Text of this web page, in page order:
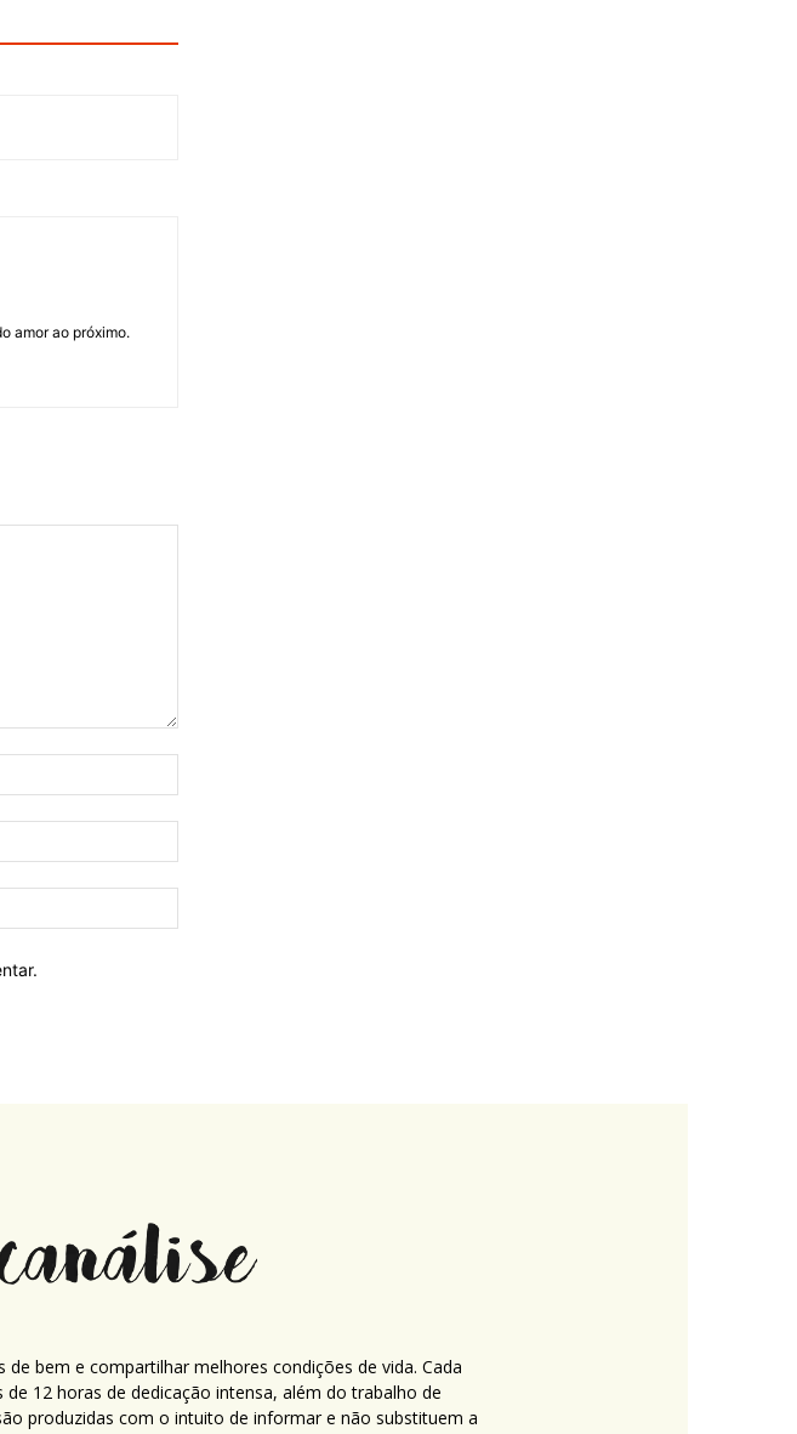
amor ao próximo.
bem e compartilhar melhores condições de vida. Cada
12 horas de dedicação intensa, além do trabalho de
produzidas com o intuito de informar e não substituem a